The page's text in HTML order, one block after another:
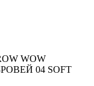
WOW
04 SOFT